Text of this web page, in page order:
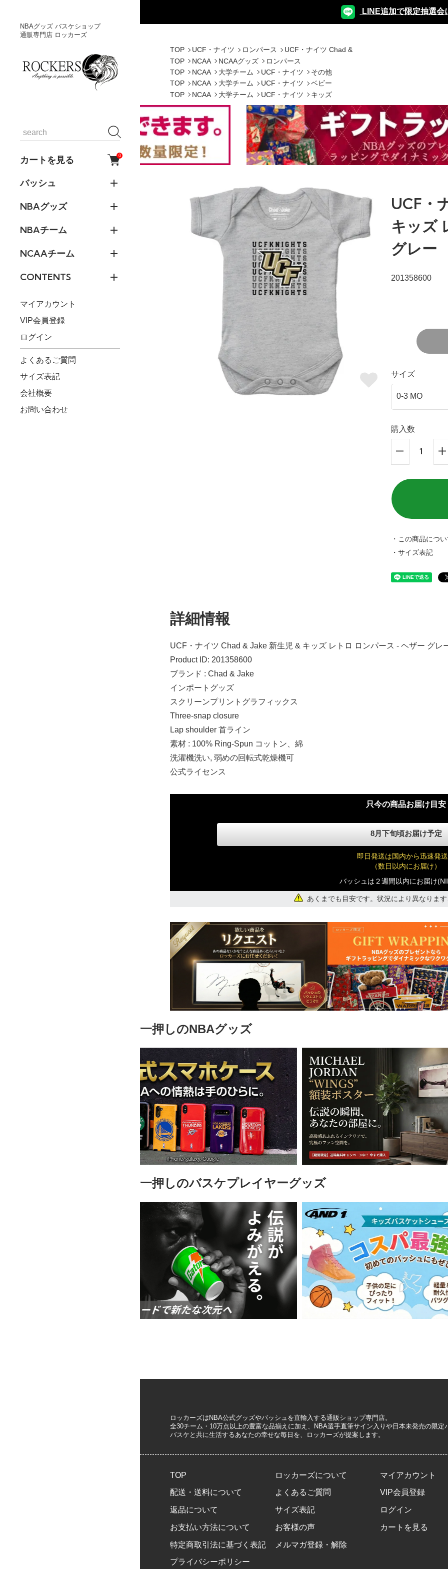
NBAグッズ バスケショップ
通販専門店 ロッカーズ
カートを見る 0
バッシュ
NBAグッズ
NBAチーム
NCAAチーム
CONTENTS
マイアカウント
VIP会員登録
ログイン
よくあるご質問
サイズ表記
会社概要
お問い合わせ
LINE追加で限定抽選会
TOP UCF・ナイツ ロンパース
UCF・ナイツ Chad &
TOP
NCAA NCAAグッズ
ロンパース
TOP
NCAA 大学チーム UCF・ナイツ
その他
TOP
NCAA 大学チーム UCF・ナイツ
ベビー
TOP
NCAA 大学チーム UCF・ナイツ キッズ
UCF・
キッズ
グレー
201358600
サイズ
購入数
・この商品につ
・サイズ表記
詳細情報
UCF・ナイツ Chad & Jake 新生児 & キッズ レトロ ロンパース - ヘザー グレ
Product ID: 201358600
ブランド : Chad & Jake
インポートグッズ
スクリーンプリントグラフィックス
Three-snap closure
Lap shoulder 首ライン
素材 : 100% Ring-Spun コットン、綿
洗濯機洗い, 弱めの回転式乾燥機可
公式ライセンス
只今の商品お届け目安
8月下旬頃お届け予定
即日発送は国内から迅速発送
（数日以内にお届け）
バッシュは２週間以内にお届け
あくまでも目安です。状況により異なります
一押しのNBAグッズ
一押しのバスケプレイヤーグッズ
0-3 MO
12-18 MO
8,170円(税込)
18-24 MO
8,170円(税込)
ロッカーズはNBA公式グッズやバッシュを直輸入する通販ショップ専門店。
全30チーム・10万点以上の豊富な品揃えに加え、NBA選手直筆サイン入りや日本未発売の限定
バスケと共に生活するあなたの幸せな毎日を、ロッカーズが提案します。
TOP
配送・送料について
返品について
お支払い方法について
特定商取引法に基づく表記
プライバシーポリシー
ロッカーズについて
よくあるご質問
サイズ表記
お客様の声
メルマガ登録・解除
マイアカウント
VIP会員登録
ログイン
カートを見る